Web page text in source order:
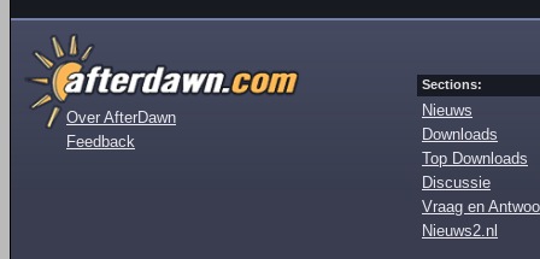
Over AfterDawn
Feedback
Sections:
Nieuws
Downloads
Top Downloads
Discussie
Vraag en
Nieuws2.nl